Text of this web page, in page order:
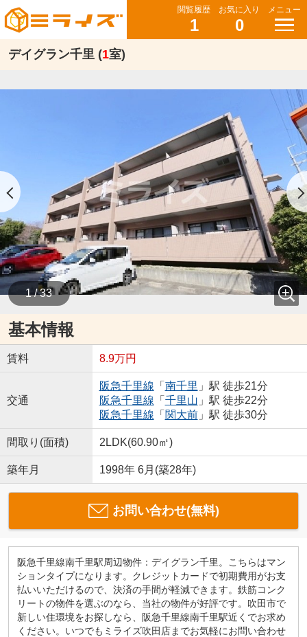
閲覧履歴
1
お気に入り
0
メニュー
デイグラン千里 (1室)
1 / 33
基本情報
賃料 8.9万円
交通
阪急千里線 「 南千里 」駅 徒歩21分
阪急千里線 「 千里山 」駅 徒歩22分
阪急千里線 「 関大前」駅 徒歩30分
間取り(面積) 2LDK(60.90㎡)
築年月 1998年 6月(築28年)
お問い合わせ(無料)
阪急千里線南千里駅周辺物件：デイグラン千里。こちらはマン
ションタイプになります。クレジットカードで初期費用がお支
払いいただけるので、決済の手間が軽減できます。鉄筋コンク
リートの物件を選ぶのなら、当社の物件が好評です。吹田市で
新しい住環境をお探しなら、阪急千里線南千里駅近くでお求め
ください。いつでもミライズ吹田店までお気軽にお問い合わせ